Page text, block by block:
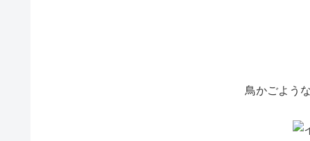
鳥かごよう